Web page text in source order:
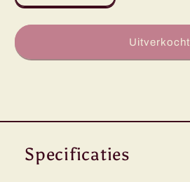
verlagen
voor
verhogen
voor
ChroniclesUitverkocht
Specificaties